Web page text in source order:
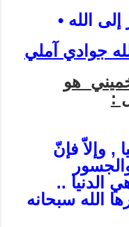
الله •
جوادي آملي
هو
:
, وإلاّ فإنّ
الدنيا ..
الله سبحانه